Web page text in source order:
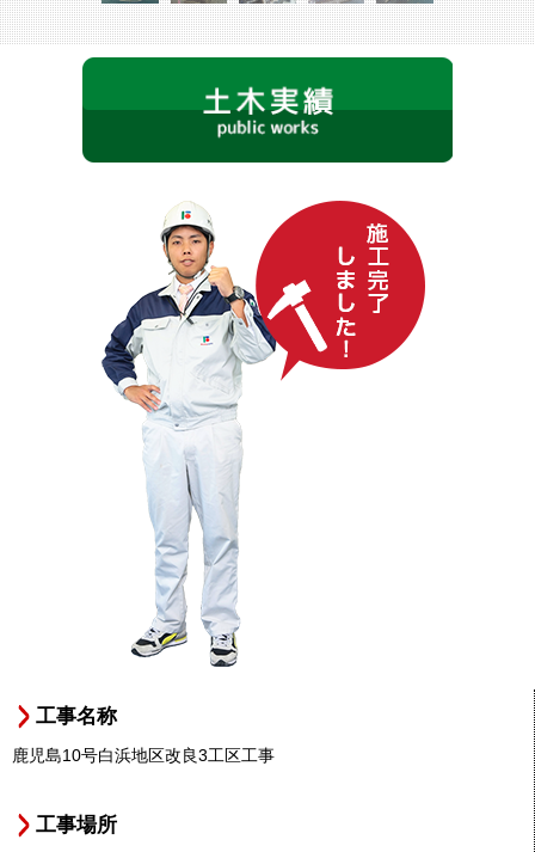
工事名称
鹿児島10号白浜地区改良3工区工事
工事場所